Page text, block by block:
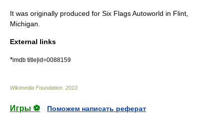
It was originally produced for Six FlagsAutoworld in Flint,
Michigan
External links
*imdb title|id=0088159
Wikimedia Foundation 2010
Игры ⚽
Поможем написать реферат